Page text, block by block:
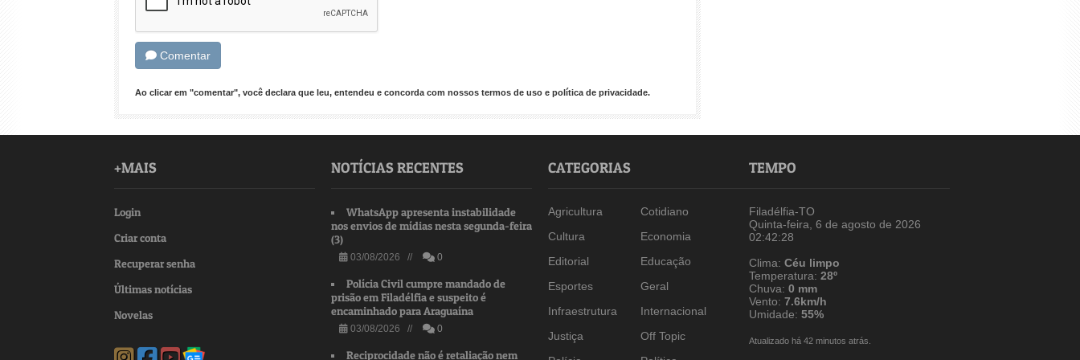
Comentar
Ao clicar em "comentar", você declara que leu, entendeu e concorda com nossos termos de uso e política de privacidade.
+MAIS
Login
Criar conta
Recuperar senha
Últimas notícias
Novelas
NOTÍCIAS RECENTES
WhatsApp apresenta instabilidade
nos envios de mídias nesta segunda-feira
(3)
03/08/2026 // 0
Polícia Civil cumpre mandado de
prisão em Filadélfia e suspeito é
encaminhado para Araguaína
03/08/2026 // 0
Reciprocidade não é retaliação nem
CATEGORIAS
Agricultura
Cotidiano
Cultura
Economia
Editorial
Educação
Esportes
Geral
Infraestrutura
Internacional
Justiça
Off Topic
TEMPO
Filadélfia-TO
Quinta-feira, 6 de agosto de 2026
02:42:28
Clima: Céu limpo
Temperatura: 28º
Chuva: 0 mm
Vento: 7.6km/h
Umidade: 55%
Atualizado há 42 minutos atrás.